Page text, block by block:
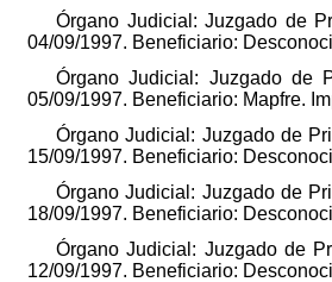
Órgano Judicial: Juzgado de
04/09/1997. Beneficiario:
Órgano Judicial: Juzgado de
05/09/1997. Beneficiario: Mapfre.
Órgano Judicial: Juzgado de
15/09/1997. Beneficiario:
Órgano Judicial: Juzgado de
18/09/1997. Beneficiario:
Órgano Judicial: Juzgado de
12/09/1997. Beneficiario: